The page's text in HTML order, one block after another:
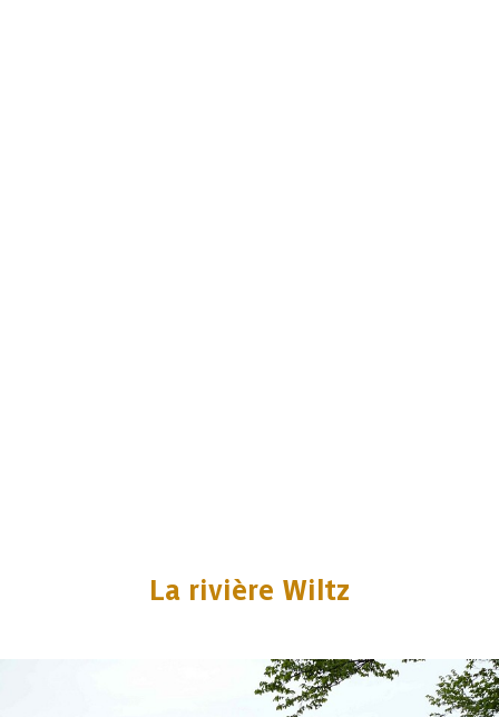
La rivière Wiltz